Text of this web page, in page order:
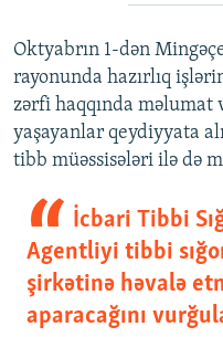
Oktyabrın 1-dən
rayonunda hazırlıq
zərfi haqqında məlumat
yaşayanlar qeydiyyata
tibb müəssisələri ilə də
İcbari Tibbi
Agentliyi tibbi
şirkətinə həvalə
aparacağını